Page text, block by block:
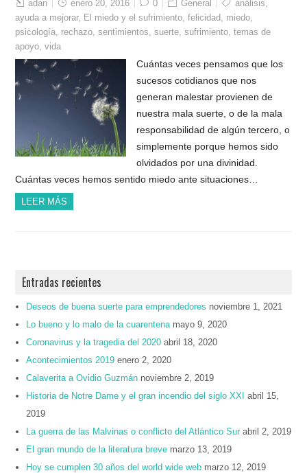
adan enero 20, 2016 0 General análisis
ayuda a mejorar, El miedo y el sufrimiento ,felicidad miedo
psicología rechazo ,sentimientos ,suerte ,sufrimiento ,temas de
apoyo ,vida
Cuántas veces pensamos que los
sucesos cotidianos que nos
generan malestar provienen de
nuestra mala suerte, o de la mala
responsabilidad de algún tercero, o
simplemente porque hemos sido
olvidados por una divinidad.
Cuántas veces hemos sentido miedo ante situaciones…
LEER MÁS
Entradas recientes
Deseos de buena suerte para emprendedores noviembre 1, 2021
Lo bueno y lo malo de la cuarentena mayo 9, 2020
Coronavirus y la tragedia del 2020 abril 18, 2020
Acontecimientos 2019 enero 2, 2020
Calaverita a Ovidio Guzmán noviembre 2, 2019
Historia de Notre Dame y el gran incendio del siglo XXI
abril 15,
2019
La guerra de las Malvinas o conflicto del Atlántico Sur abril 2, 2019
El gran mundo de la literatura breve marzo 13, 2019
Hoy se cumplen 30 años del world wide web marzo 12, 2019